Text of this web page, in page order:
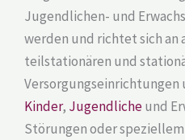
Jugendlichen- und
werden und richtet sich an
teilstationären und
Kinder, Jugendlicheund
Störungen oder